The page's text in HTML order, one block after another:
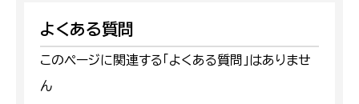
よくある質問
このページに関連する「よくある質問」はありませ
ん